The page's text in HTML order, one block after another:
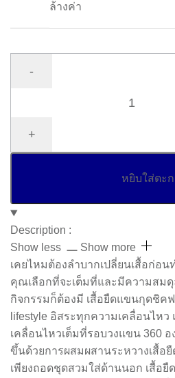
ล้างค่า
หยิบใส่ตะ
Description :
เคยไหมต้องลำบากเปลี่ยนเสื้อก่อ
คุณเลือกที่จะเต็มที่และมีความสม
กิจกรรมก็ต้องมี เสื้อยืดแขนกุดชิค
lifestyle อิสระทุกความเคลื่อนไห
เคลื่อนไหวเต็มที่รอบวงแขน 360
ขึ้นด้วยการผสมผสานระหวางเสื้อ
เพียงถอดชุดสวมใส่ด้านนอก เสื้อ